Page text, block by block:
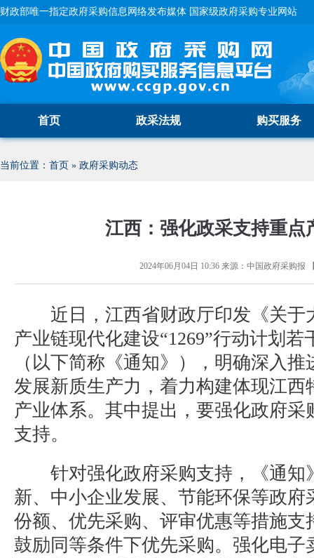
财政部唯一指定政府采购信息网络发布媒体 国家级政府采购专业网站
首页 政采法规 购买服务
当前位置： 首页 » 政府采购动态
江西：强化政采支持重点
2024年06月04日 10:36来源： 中国政府采购报
近日，江西省财政厅印发《关于
产业链现代化建设“1269”行动计划
（以下简称《通知》），明确深入
发展新质生产力，着力构建体现江西
产业体系。其中提出，要强化政府采
支持。
针对强化政府采购支持，《通知
新、中小企业发展、节能环保等政府
份额、优先采购、评审优惠等措施支
鼓励同等条件下优先采购。强化电子